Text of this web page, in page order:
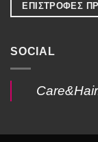
ΕΠΙΣΤΡΟΦΕΣ
SOCIAL